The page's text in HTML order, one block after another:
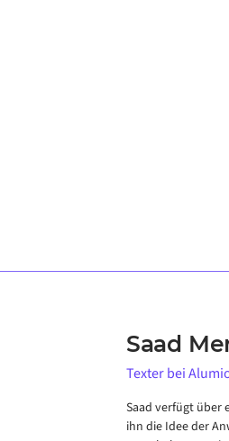
Saad
Texter bei
Saad verfügt über
ihn die Idee der